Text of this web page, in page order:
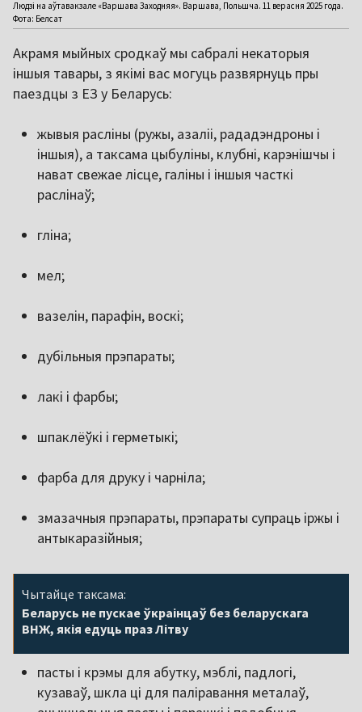
Людзі на аўтавакзале «Варшава Заходняя». Варшава, Польшча. 11 верасня 2025 года.
Фота: Белсат
Акрамя мыйных сродкаў мы сабралі некаторыя
іншыя тавары, з якімі вас могуць развярнуць пры
паездцы з ЕЗ у Беларусь:
жывыя расліны (ружы, азаліі, рададэндроны і
іншыя), а таксама цыбуліны, клубні, карэнішчы і
нават свежае лісце, галіны і іншыя часткі
раслінаў;
гліна;
мел;
вазелін, парафін, воскі;
дубільныя прэпараты;
лакі і фарбы;
шпаклёўкі і герметыкі;
фарба для друку і чарніла;
змазачныя прэпараты, прэпараты супраць іржы і
антыкаразійныя;
Чытайце таксама:
Беларусь не пускае ўкраінцаў без беларускага
ВНЖ, якія едуць праз Літву
пасты і крэмы для абутку, мэблі, падлогі,
кузаваў, шкла ці для паліравання металаў,